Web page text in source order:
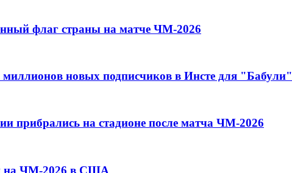
флаг страны на матче ЧМ-2026
миллионов новых подписчиков в Инсте для "Бабули"
прибрались на стадионе после матча ЧМ-2026
на ЧМ-2026 в США